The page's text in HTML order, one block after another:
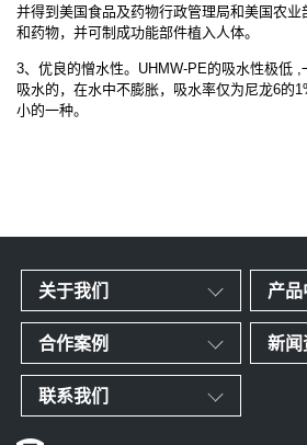
并得到美国食品及药物行政管理局和美国农
和药物，并可制成功能部件植入人体。
3、优良的憎水性。UHMW-PE的吸水性极低
吸水的，在水中不膨胀，吸水率仅为尼龙6的
小的一种。
关于我们 产
合作案例 新
联系我们